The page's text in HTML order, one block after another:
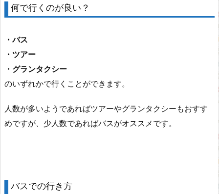
何で行くのが良い？
・バス
・ツアー
・グランタクシー
のいずれかで行くことができます。
人数が多いようであればツアーやグランタクシーもおすす
めですが、少人数であればバスがオススメです。
バスでの行き方